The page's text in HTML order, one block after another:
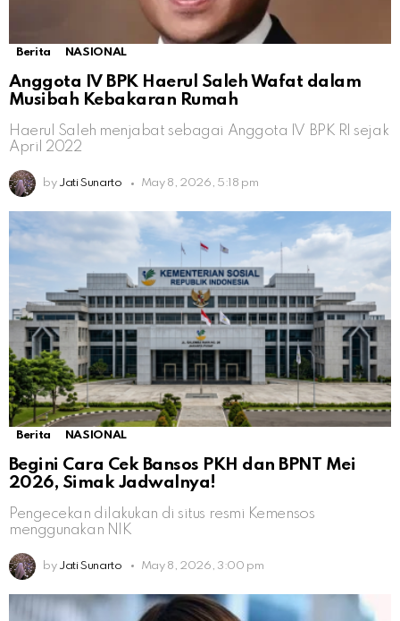
Berita NASIONAL
Anggota IV BPK Haerul Saleh Wafat dalam
Musibah Kebakaran Rumah
Haerul Saleh menjabat sebagai Anggota IV BPK RI sejak
April 2022
by Jati Sunarto May 8, 2026, 5:18 pm
Berita NASIONAL
Begini Cara Cek Bansos PKH dan BPNT Mei
2026, Simak Jadwalnya!
Pengecekan dilakukan di situs resmi Kemensos
menggunakan NIK
by Jati Sunarto May 8, 2026, 3:00 pm